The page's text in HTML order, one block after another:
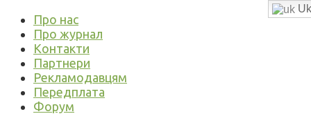
Про нас
Про журнал
Контакти
Партнери
Рекламодавцям
Передплата
Форум